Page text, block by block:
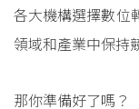
各大機構選擇數位
領域和產業中保持
那你準備好了嗎？